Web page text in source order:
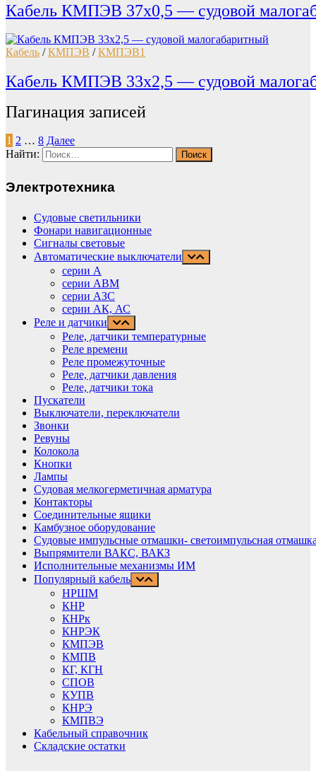
Кабель КМПЭВ 37х0,5 — судовой
Кабель /КМПЭВ /КМПЭВ1
Кабель КМПЭВ 33х2,5 — судовой
Пагинация записей
1 2 … 8 Далее
Найти:
Электротехника
Судовые светильники
Фонари навигационные
Сигналы световые
Автоматические выключатели
серии А
серии АВМ
cерии АЗС
серии АК, АС
Реле и датчики
Реле, датчики температурные
Реле времени
Реле промежуточные
Реле, датчики давления
Реле, датчики тока
Пускатели
Выключатели, переключатели
Звонки
Ревуны
Колокола
Кнопки
Лампы
Судовая мелкогерметичная арматура
Контакторы
Соединительные ящики
Камбузное оборудование
Судовые импульсные отмашки- светоимпульсная
Выпрямители ВАКС, ВАКЗ
Исполнительные механизмы ИМ
Популярный кабель
НРШМ
КНР
КНРк
КНРЭК
КМПЭВ
КМПВ
КГ, КГН
СПОВ
КУПВ
КНРЭ
КМПВЭ
Кабельный справочник
Складские остатки